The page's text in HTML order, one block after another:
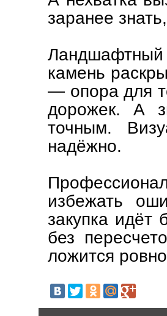
заранее
камень
— опора для
дорожек. А
точным.
надёжно.
избежать
закупка идёт
без
ложится